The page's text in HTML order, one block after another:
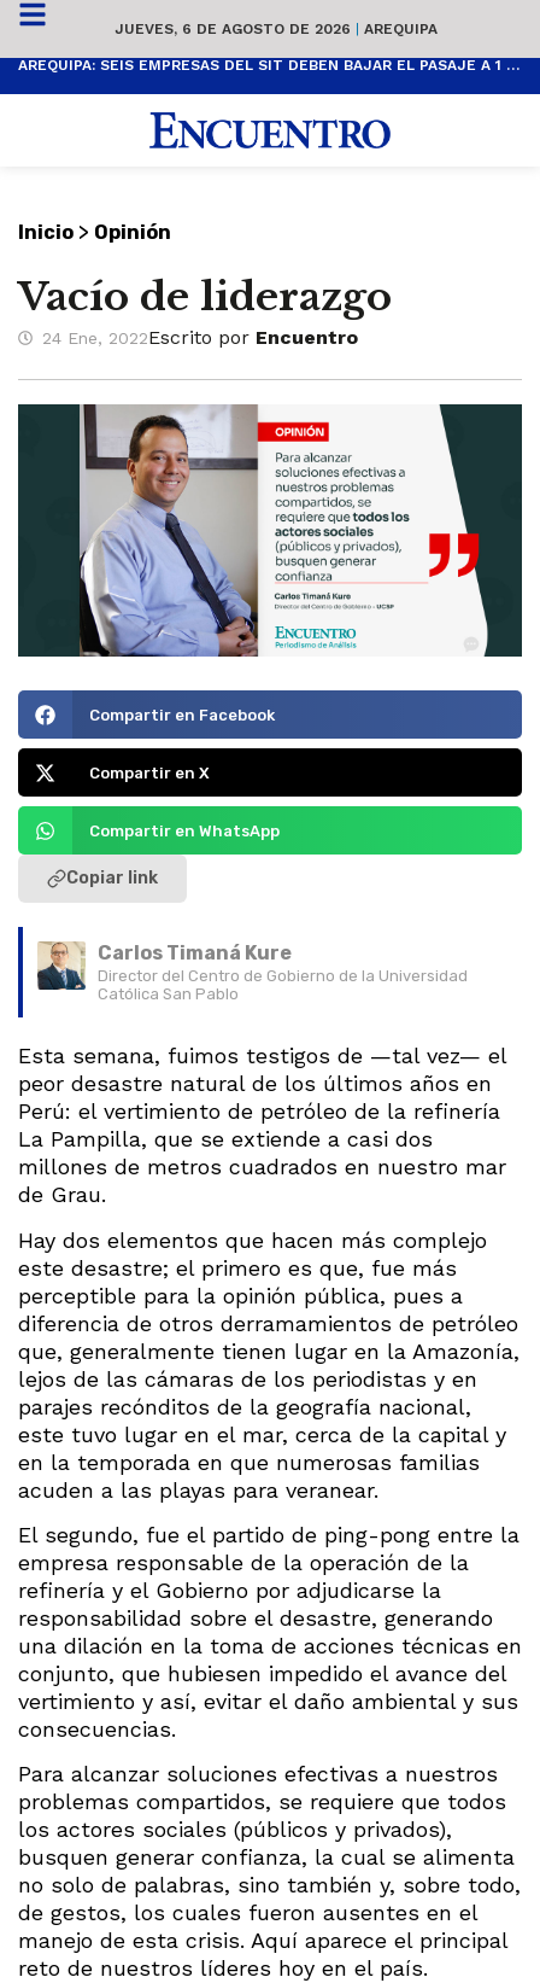
JUEVES, 6 DE AGOSTO DE 2026 | AREQUIPA
AREQUIPA: SEIS EMPRESAS DEL SIT DEBEN BAJAR EL PASAJE A 1 SOL
Inicio > Opinión
Vacío de liderazgo
24 Ene, 2022Escrito por Encuentro
Compartir en Facebook
Compartir en X
Compartir en WhatsApp
Copiar link
Carlos Timaná Kure
Director del Centro de Gobierno de la Universidad
Católica San Pablo
Esta semana, fuimos testigos de —tal vez— el
peor desastre natural de los últimos años en
Perú: el vertimiento de petróleo de la refinería
La Pampilla, que se extiende a casi dos
millones de metros cuadrados en nuestro mar
de Grau.
Hay dos elementos que hacen más complejo
este desastre; el primero es que, fue más
perceptible para la opinión pública, pues a
diferencia de otros derramamientos de petróleo
que, generalmente tienen lugar en la Amazonía,
lejos de las cámaras de los periodistas y en
parajes recónditos de la geografía nacional,
este tuvo lugar en el mar, cerca de la capital y
en la temporada en que numerosas familias
acuden a las playas para veranear.
El segundo, fue el partido de ping-pong entre la
empresa responsable de la operación de la
refinería y el Gobierno por adjudicarse la
responsabilidad sobre el desastre, generando
una dilación en la toma de acciones técnicas en
conjunto, que hubiesen impedido el avance del
vertimiento y así, evitar el daño ambiental y sus
consecuencias.
Para alcanzar soluciones efectivas a nuestros
problemas compartidos, se requiere que todos
los actores sociales (públicos y privados),
busquen generar confianza, la cual se alimenta
no solo de palabras, sino también y, sobre todo,
de gestos, los cuales fueron ausentes en el
manejo de esta crisis. Aquí aparece el principal
reto de nuestros líderes hoy en el país.